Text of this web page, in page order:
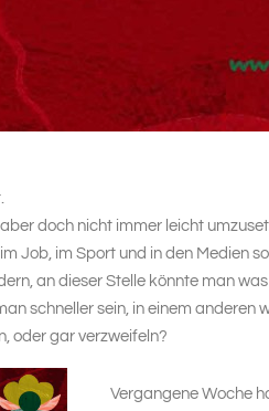
doch nicht immer leicht
Job, im Sport und in den Medien
an dieser Stelle könnte man
schneller sein, in einem anderen
oder gar verzweifeln?
Vergangene Woche